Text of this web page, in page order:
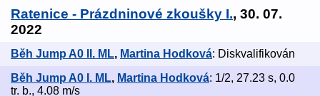
Ratenice - Prázdninové zkoušky I., 30. 07.
2022
Běh Jump A0 II. ML, Martina Hodková: Diskvalifikován
Běh Jump A0 I. ML, Martina Hodková: 1/2, 27.23 s, 0.0
tr. b., 4.08 m/s